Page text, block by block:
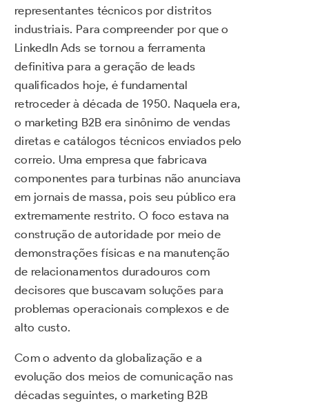
representantes técnicos por distritos
industriais. Para compreender por que o
LinkedIn Ads se tornou a ferramenta
definitiva para a geração de leads
qualificados hoje, é fundamental
retroceder à década de 1950. Naquela era,
o marketing B2B era sinônimo de vendas
diretas e catálogos técnicos enviados pelo
correio. Uma empresa que fabricava
componentes para turbinas não anunciava
em jornais de massa, pois seu público era
extremamente restrito. O foco estava na
construção de autoridade por meio de
demonstrações físicas e na manutenção
de relacionamentos duradouros com
decisores que buscavam soluções para
problemas operacionais complexos e de
alto custo.
Com o advento da globalização e a
evolução dos meios de comunicação nas
décadas seguintes, o marketing B2B